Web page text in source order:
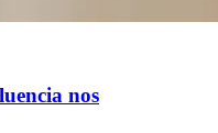
nos